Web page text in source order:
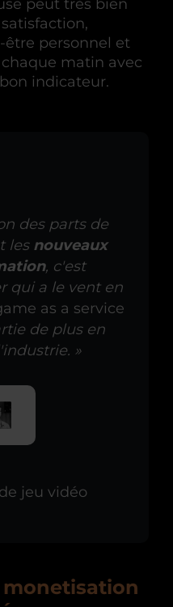
peut très bien
personnel et
matin avec
indicateur.
des parts de
les nouveaux
, c'est
qui a le vent en
as a service
de plus en
»
jeu vidéo
monetisation